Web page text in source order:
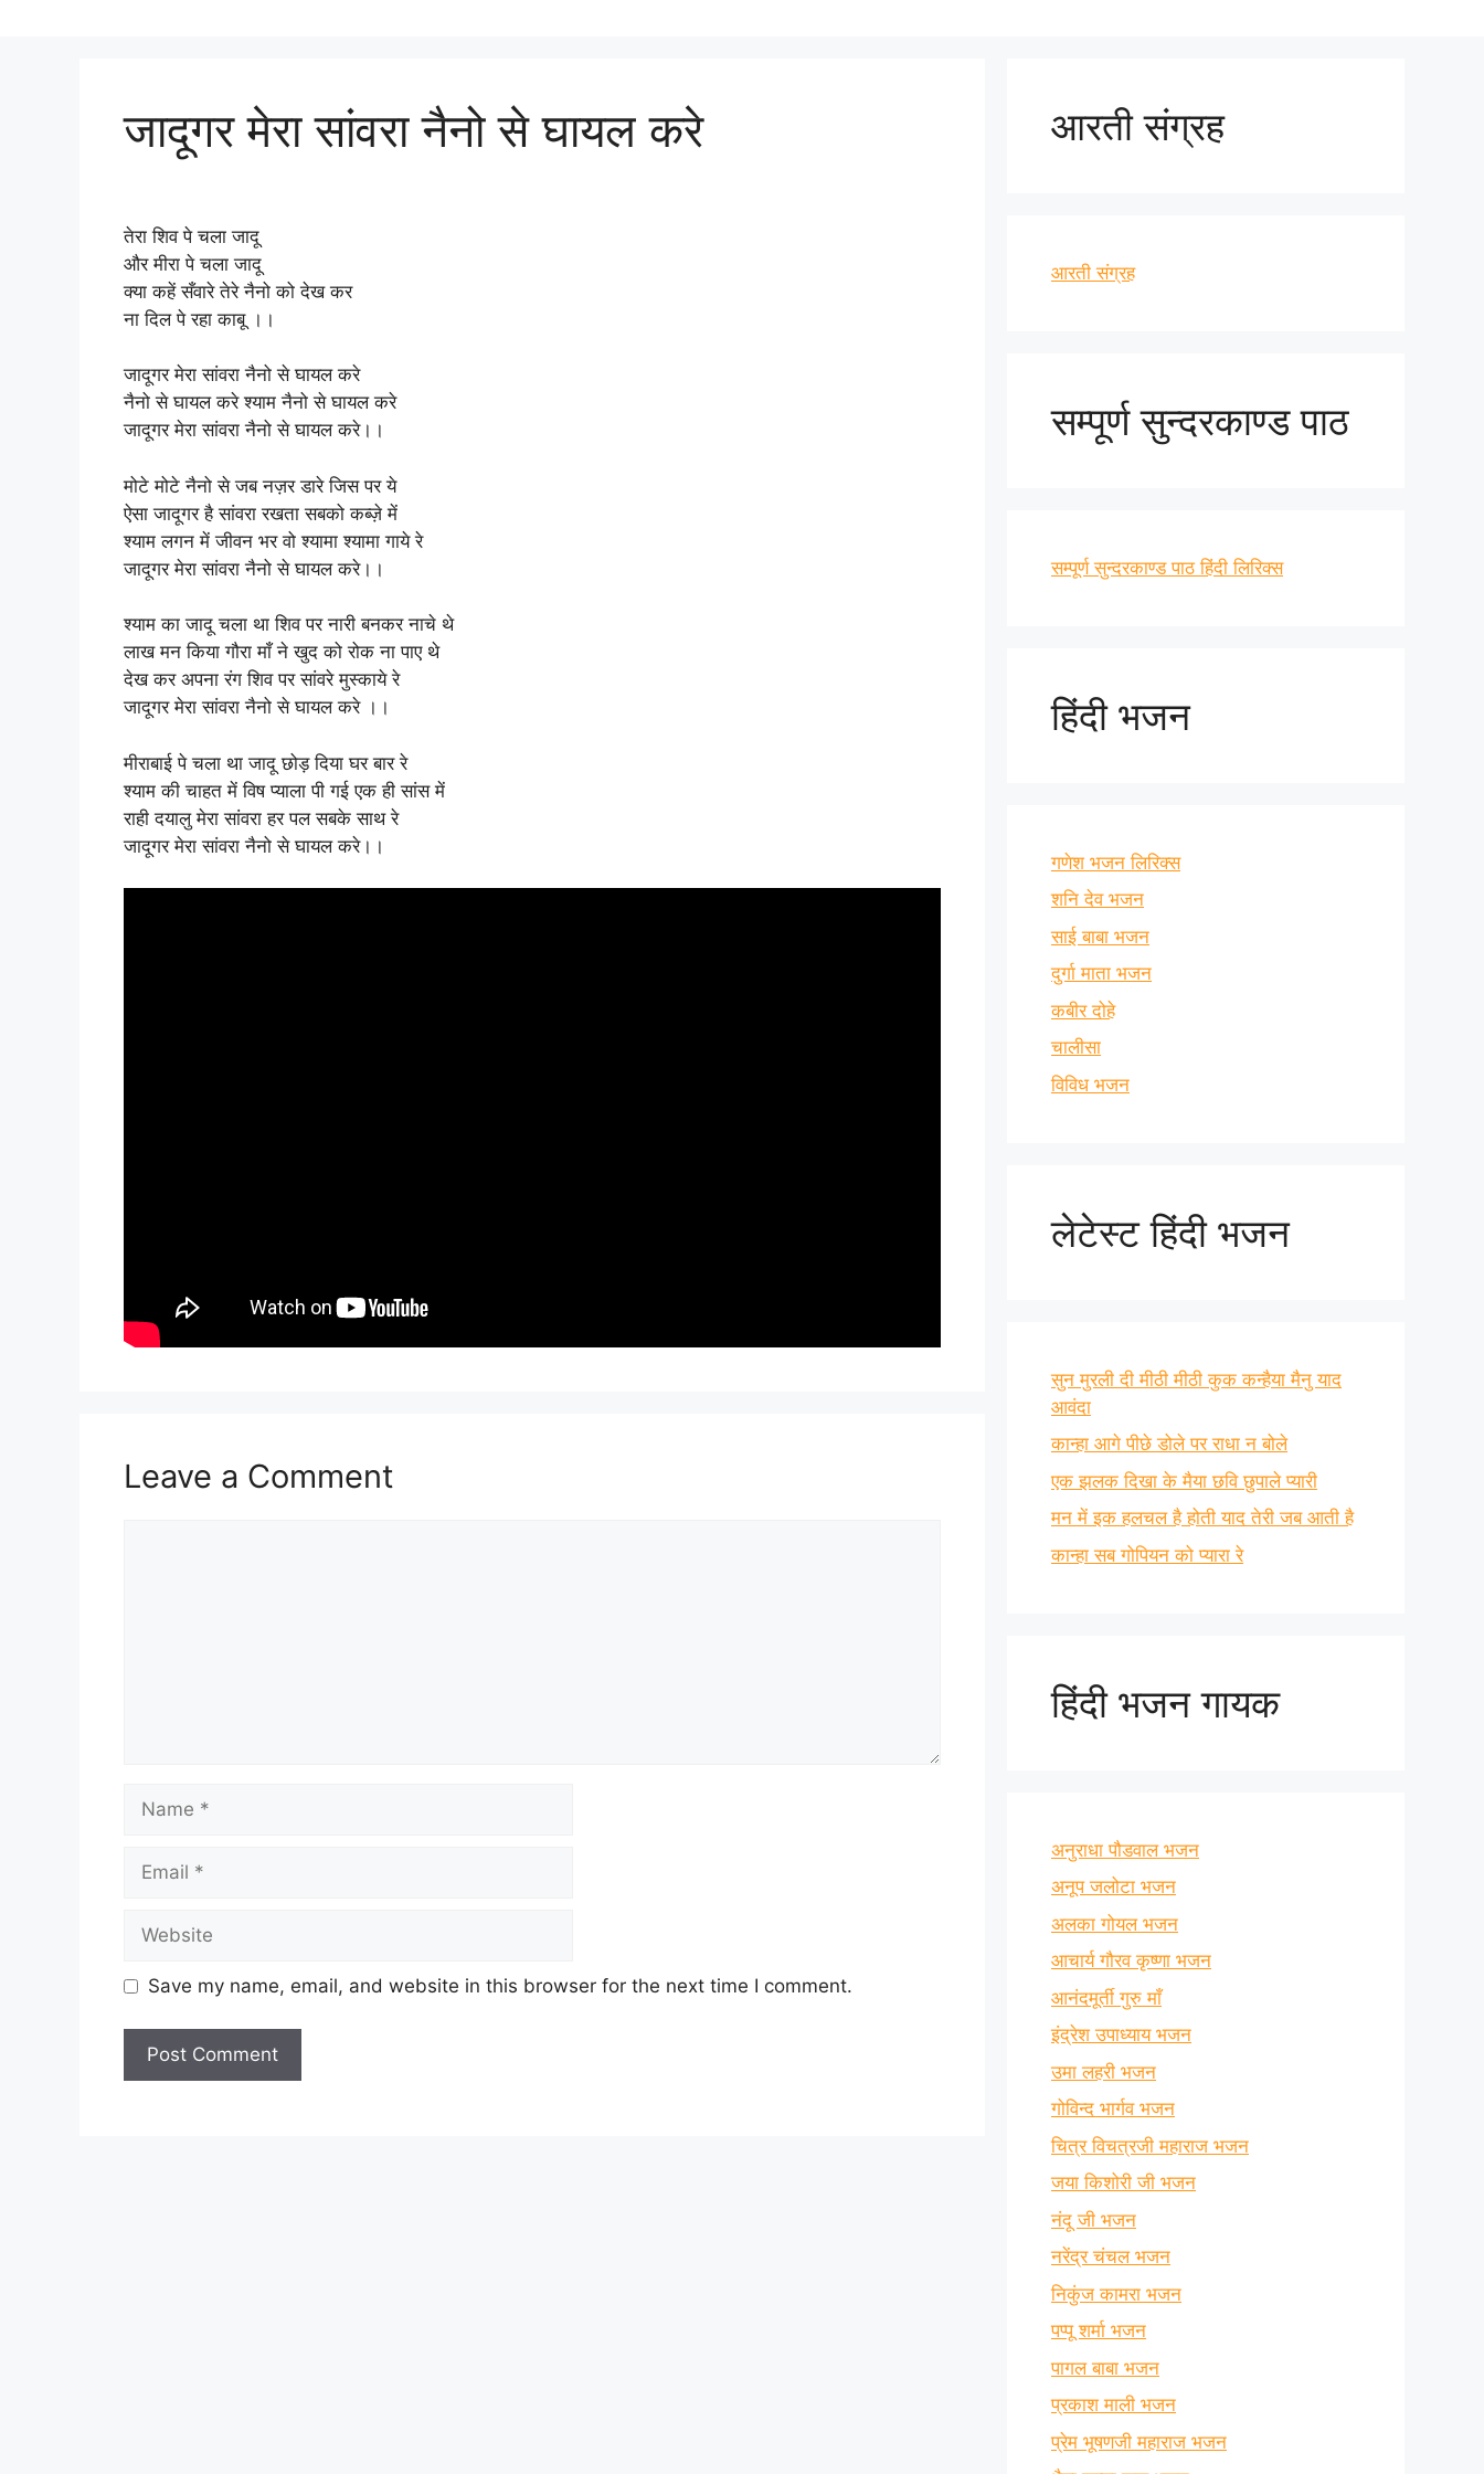
जादूगर मेरा सांवरा नैनो से घायल करे
तेरा शिव पे चला जादू
और मीरा पे चला जादू
क्या कहें सँवारे तेरे नैनो को देख कर
ना दिल पे रहा काबू ।।
जादूगर मेरा सांवरा नैनो से घायल करे
नैनो से घायल करे श्याम नैनो से घायल करे
जादूगर मेरा सांवरा नैनो से घायल करे।।
मोटे मोटे नैनो से जब नज़र डारे जिस पर ये
ऐसा जादूगर है सांवरा रखता सबको कब्ज़े में
श्याम लगन में जीवन भर वो श्यामा श्यामा गाये रे
जादूगर मेरा सांवरा नैनो से घायल करे।।
श्याम का जादू चला था शिव पर नारी बनकर नाचे थे
लाख मन किया गौरा माँ ने खुद को रोक ना पाए थे
देख कर अपना रंग शिव पर सांवरे मुस्काये रे
जादूगर मेरा सांवरा नैनो से घायल करे ।।
मीराबाई पे चला था जादू छोड़ दिया घर बार रे
श्याम की चाहत में विष प्याला पी गई एक ही सांस में
राही दयालु मेरा सांवरा हर पल सबके साथ रे
जादूगर मेरा सांवरा नैनो से घायल करे।।
Leave a Comment
Name
Email
Website
Save my name, email, and website in this browser for the next time I comment.
आरती संग्रह
आरती संग्रह
सम्पूर्ण सुन्दरकाण्ड पाठ
सम्पूर्ण सुन्दरकाण्ड पाठ हिंदी लिरिक्स
हिंदी भजन
गणेश भजन लिरिक्स
शनि देव भजन
साई बाबा भजन
दुर्गा माता भजन
कबीर दोहे
चालीसा
विविध भजन
लेटेस्ट हिंदी भजन
सुन मुरली दी मीठी मीठी कुक कन्हैया मैनु याद
आवंदा
कान्हा आगे पीछे डोले पर राधा न बोले
एक झलक दिखा के मैया छवि छुपाले प्यारी
मन में इक हलचल है होती याद तेरी जब आती है
कान्हा सब गोपियन को प्यारा रे
हिंदी भजन गायक
अनुराधा पौडवाल भजन
अनूप जलोटा भजन
अलका गोयल भजन
आचार्य गौरव कृष्णा भजन
आनंदमूर्ती गुरु माँ
इंद्रेश उपाध्याय भजन
उमा लहरी भजन
गोविन्द भार्गव भजन
चित्र विचत्रजी महाराज भजन
जया किशोरी जी भजन
नंदू जी भजन
नरेंद्र चंचल भजन
निकुंज कामरा भजन
पप्पू शर्मा भजन
पागल बाबा भजन
प्रकाश माली भजन
प्रेम भूषणजी महाराज भजन